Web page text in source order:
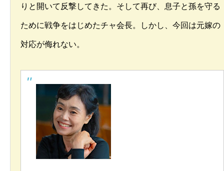
りと開いて反撃してきた。そして再び、息子と孫を守る
ために戦争をはじめたチャ会長。しかし、今回は元嫁の
対応が侮れない。